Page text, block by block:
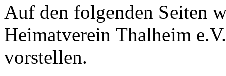
Auf den folgenden Seiten
Heimatverein Thalheim
vorstellen.